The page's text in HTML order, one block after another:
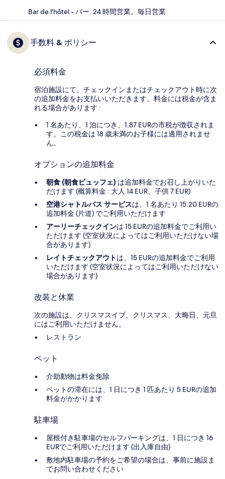
Bar de l'hôtel - バー. 24 時間営業。毎日営業
手数料 & ポリシー
必須料金
宿泊施設にて、チェックインまたはチェックアウト時に次
の追加料金をお支払いいただきます。料金には税金が含ま
れる場合があります :
1 名あたり、1 泊につき、1.87 EURの市税が徴収されま
す。この税金は 18 歳未満のお子様には適用されませ
ん。
オプションの追加料金
朝食 (朝食ビュッフェ) は追加料金でお召し上がりいた
だけます (概算料金 : 大人 14 EUR、子供 7 EUR)
空港シャトルバス サービスは、1 名あたり 15.20 EURの
追加料金 (片道) でご利用いただけます
アーリーチェックインは 15 EURの追加料金でご利用い
ただけます (空室状況によってはご利用いただけない場
合があります)
レイトチェックアウトは、15 EURの追加料金でご利用
いただけます (空室状況によってはご利用いただけない
場合があります)
改装と休業
次の施設は、クリスマスイブ、クリスマス、大晦日、元旦
にはご利用いただけません。
レストラン
ペット
介助動物は料金免除
ペットの滞在には、1 日につき 1 匹あたり 5 EURの追加
料金がかかります
駐車場
屋根付き駐車場のセルフパーキングは、1 日につき 16
EURでご利用いただけます (出入庫自由)
敷地内駐車場の予約をご希望の場合は、事前に施設ま
でお問い合わせください